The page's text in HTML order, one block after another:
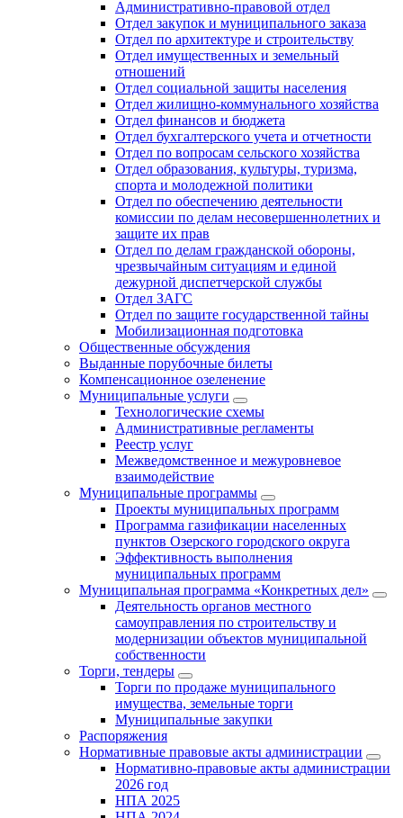
Административно-правовой отдел
Отдел закупок и муниципального заказа
Отдел по архитектуре и строительству
Отдел имущественных и земельный
отношений
Отдел социальной защиты населения
Отдел жилищно-коммунального хозяйства
Отдел финансов и бюджета
Отдел бухгалтерского учета и отчетности
Отдел по вопросам сельского хозяйства
Отдел образования, культуры, туризма,
спорта и молодежной политики
Отдел по обеспечению деятельности
комиссии по делам несовершеннолетних и
защите их прав
Отдел по делам гражданской обороны,
чрезвычайным ситуациям и единой
дежурной диспетчерской службы
Отдел ЗАГС
Отдел по защите государственной тайны
Мобилизационная подготовка
Общественные обсуждения
Выданные порубочные билеты
Компенсационное озеленение
Муниципальные услуги
Технологические схемы
Административные регламенты
Реестр услуг
Межведомственное и межуровневое
взаимодействие
Муниципальные программы
Проекты муниципальных программ
Программа газификации населенных
пунктов Озерского городского округа
Эффективность выполнения
муниципальных программ
Муниципальная программа «Конкретных дел»
Деятельность органов местного
самоуправления по строительству и
модернизации объектов муниципальной
собственности
Торги, тендеры
Торги по продаже муниципального
имущества, земельные торги
Муниципальные закупки
Распоряжения
Нормативные правовые акты администрации
Нормативно-правовые акты администрации
2026 год
НПА 2025